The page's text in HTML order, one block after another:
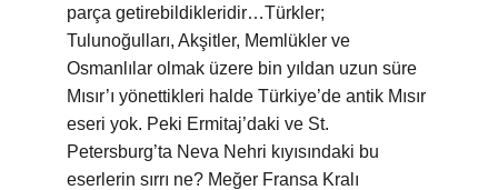
parça getirebildikleridir…Türkler;
Tulunoğulları, Akşitler, Memlükler ve
Osmanlılar olmak üzere bin yıldan uzun süre
Mısır’ı yönettikleri halde Türkiye’de antik Mısır
eseri yok. Peki Ermitaj’daki ve St.
Petersburg’ta Neva Nehri kıyısındaki bu
eserlerin sırrı ne? Meğer Fransa Kralı